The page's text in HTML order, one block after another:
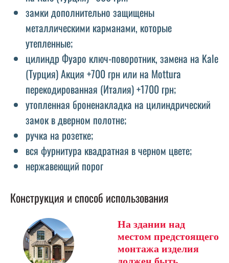
замки дополнительно защищены
металлическими карманами, которые
утепленные;
цилиндр Фуаро ключ-поворотник, замена на Kale
(Турция) Акция +700 грн или на Mottura
перекодированная (Италия) +1700 грн;
утопленная броненакладка на цилиндрический
замок в дверном полотне;
ручка на розетке;
вся фурнитура квадратная в черном цвете;
нержавеющий порог
Конструкция и способ использования
На здании над
местом предстоящего
монтажа изделия